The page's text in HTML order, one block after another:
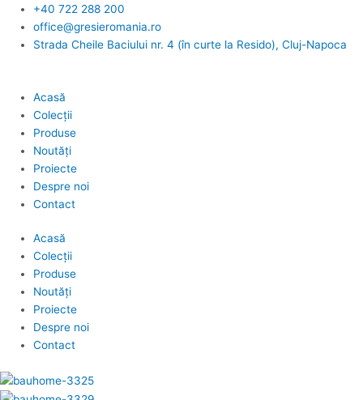
content
+40 722 288 200
office@gresieromania.ro
Strada Cheile Baciului nr. 4 (în curte la Resido), Cluj-Napoca
Acasă
Colecții
Produse
Noutăți
Proiecte
Despre noi
Contact
Acasă
Colecții
Produse
Noutăți
Proiecte
Despre noi
Contact